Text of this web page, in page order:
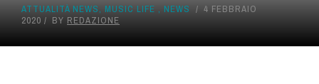
ATTUALITÀ NEWS, MUSIC LIFE , NEWS
4 FEBBRAIO
2020
BY REDAZIONE